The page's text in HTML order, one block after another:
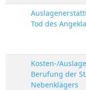
Tod des
Kosten-/
Berufung der
Nebenklägers